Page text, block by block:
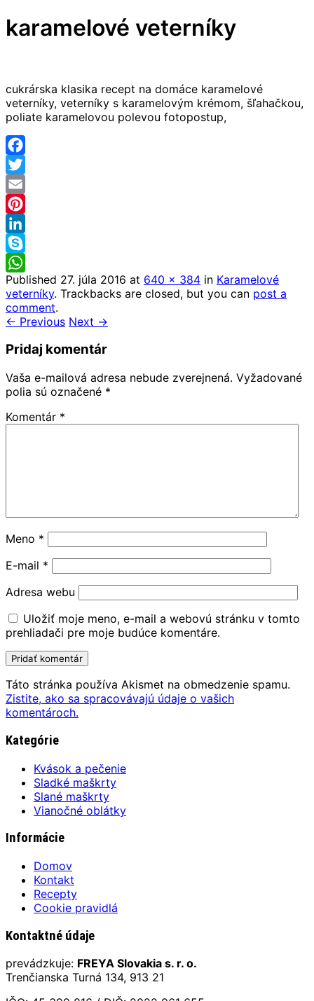
karamelové veterníky
cukrárska klasika recept na domáce karamelové
veterníky, veterníky s karamelovým krémom, šľahačkou,
poliate karamelovou polevou fotopostup,
Facebook
Twitter
Email
Pinterest
LinkedIn
Skype
WhatsApp
Published 27. júla 2016 at 640 × 384 in Karamelové
veterníky. Trackbacks are closed, but you can post a
comment.
← Previous Next →
Pridaj komentár
Vaša e-mailová adresa nebude zverejnená. Vyžadované
polia sú označené *
Komentár *
Meno *
E-mail *
Adresa webu
Uložiť moje meno, e-mail a webovú stránku v tomto
prehliadači pre moje budúce komentáre.
Táto stránka používa Akismet na obmedzenie spamu.
Zistite, ako sa spracovávajú údaje o vašich
komentároch.
Kategórie
Kvások a pečenie
Sladké maškrty
Slané maškrty
Vianočné oblátky
Informácie
Domov
Kontakt
Recepty
Cookie pravidlá
Kontaktné údaje
prevádzkuje: FREYA Slovakia s. r. o.
Trenčianska Turná 134, 913 21